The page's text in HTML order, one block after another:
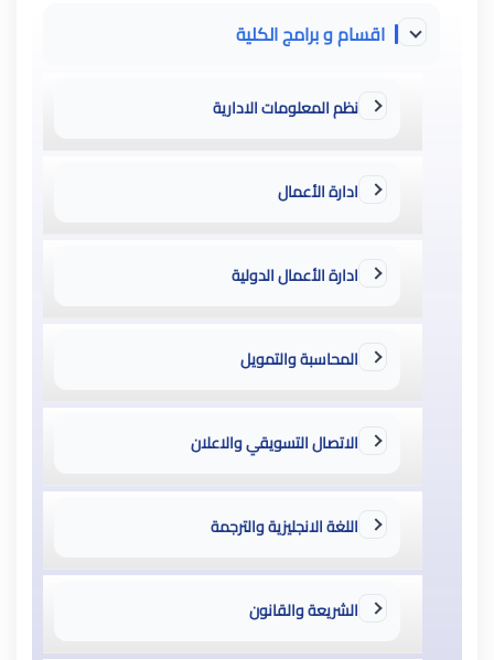
اقسام و برامج الكلية
نظم المعلومات الادارية
ادارة الأعمال
ادارة الأعمال الدولية
المحاسبة والتمويل
الاتصال التسويقي والاعلان
اللغة الانجليزية والترجمة
الشريعة والقانون